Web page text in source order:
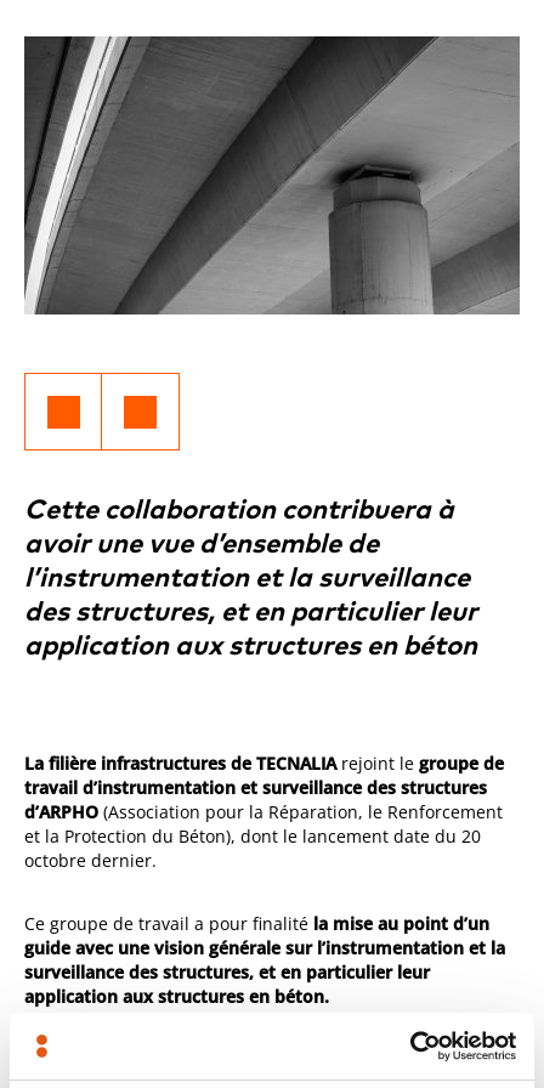
Cette collaboration contribuera à
avoir une vue d’ensemble de
l’instrumentation et la surveillance
des structures, et en particulier leur
application aux structures en béton
La filière infrastructures de TECNALIArejoint legroupe de
travail d’instrumentation et surveillance des structures
d’ARPHO (Association pour la Réparation, le Renforcement
et la Protection du Béton), dont le lancement date du 20
octobre dernier.
Ce groupe de travail a pour finalité la mise au point d’un
guide avec une vision générale sur l’instrumentation et la
surveillance des structures, et en particulier leur
application aux structures en béton.
De même, le groupe travaillera afin
d’approfondir dans les
phénomènes du vieillissement et de la détérioration des